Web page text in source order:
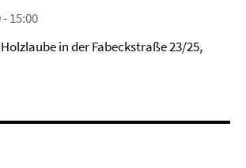
15:00
in der Fabeckstraße 23/25,